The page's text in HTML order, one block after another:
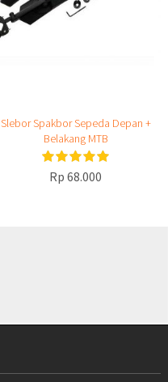
Slebor Spakbor Sepeda Depan +
Belakang MTB
Rp 68.000